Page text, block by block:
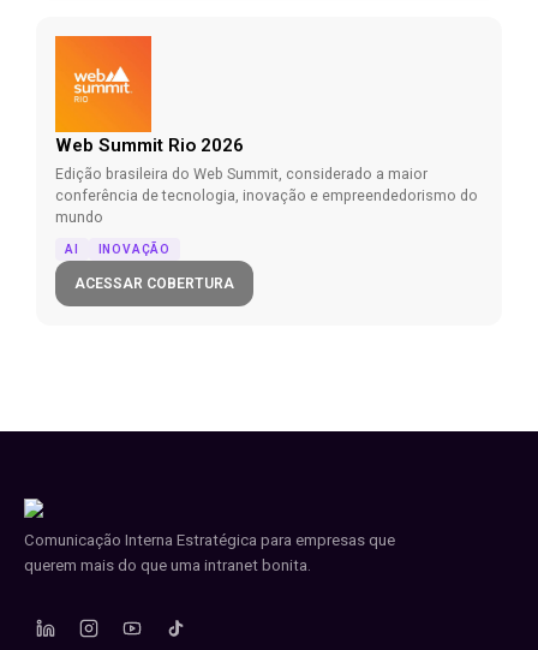
Web Summit Rio 2026
Edição brasileira do Web Summit, considerado a maior
conferência de tecnologia, inovação e empreendedorismo do
mundo
AI INOVAÇÃO
ACESSAR COBERTURA
Comunicação Interna Estratégica para empresas que
querem mais do que uma intranet bonita.